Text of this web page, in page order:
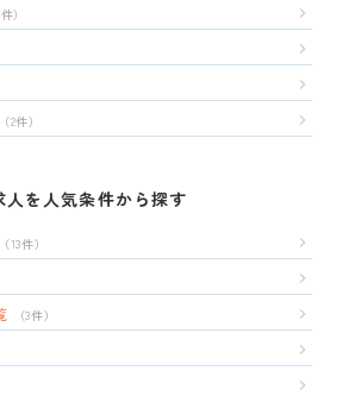
）
（2件）
人を人気条件から探す
（13件）
（3件）